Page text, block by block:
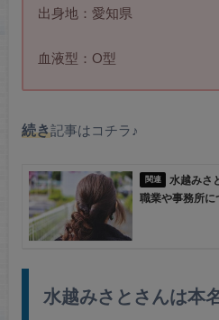
出身地：愛知県
血液型：O型
続き記事はコチラ♪
水越みさ
職業や事務所に
水越みさとさんは本